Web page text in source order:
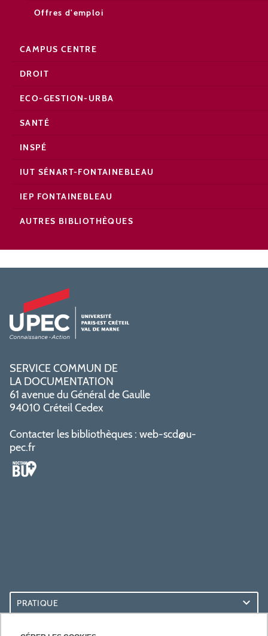
Offres d'emploi
CAMPUS CENTRE
DROIT
ECO-GESTION-URBA
SANTÉ
INSPÉ
IUT SÉNART-FONTAINEBLEAU
IEP FONTAINEBLEAU
AUTRES BIBLIOTHÈQUES
SERVICE COMMUN DE
LA DOCUMENTATION
61 avenue du Général de Gaulle
94010 Créteil Cedex
Contacter les bibliothèques : web-scd@u-
pec.fr
PRATIQUE